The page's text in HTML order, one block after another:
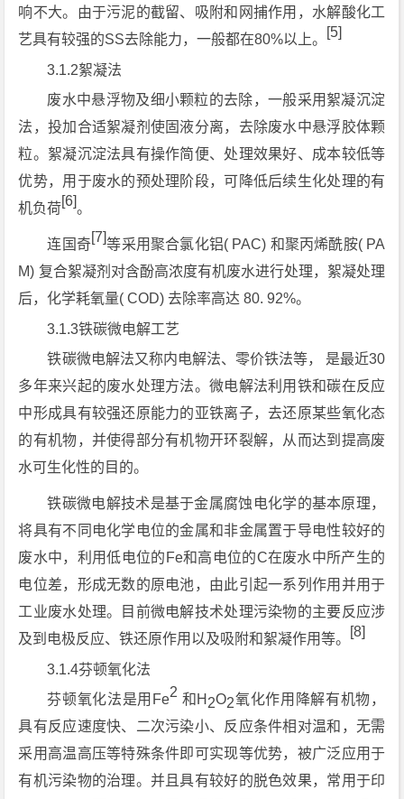
响不大。由于污泥的截留、吸附和网捕作用，水解酸化工
艺具有较强的SS去除能力，一般都在80%以上。 [5]
3.1.2絮凝法
废水中悬浮物及细小颗粒的去除，一般采用絮凝沉淀
法，投加合适絮凝剂使固液分离，去除废水中悬浮胶体颗
粒。絮凝沉淀法具有操作简便、处理效果好、成本较低等
优势，用于废水的预处理阶段，可降低后续生化处理的有
机负荷[6]。
连国奇[7]等采用聚合氯化铝( PAC) 和聚丙烯酰胺( PA
M) 复合絮凝剂对含酚高浓度有机废水进行处理，絮凝处理
后，化学耗氧量( COD) 去除率高达 80. 92%。
3.1.3铁碳微电解工艺
铁碳微电解法又称内电解法、零价铁法等， 是最近30
多年来兴起的废水处理方法。微电解法利用铁和碳在反应
中形成具有较强还原能力的亚铁离子，去还原某些氧化态
的有机物，并使得部分有机物开环裂解，从而达到提高废
水可生化性的目的。
铁碳微电解技术是基于金属腐蚀电化学的基本原理，
将具有不同电化学电位的金属和非金属置于导电性较好的
废水中，利用低电位的Fe和高电位的C在废水中所产生的
电位差，形成无数的原电池，由此引起一系列作用并用于
工业废水处理。目前微电解技术处理污染物的主要反应涉
及到电极反应、铁还原作用以及吸附和絮凝作用等。 [8]
3.1.4芬顿氧化法
芬顿氧化法是用Fe2 和H 2O2氧化作用降解有机物，
具有反应速度快、二次污染小、反应条件相对温和，无需
采用高温高压等特殊条件即可实现等优势，被广泛应用于
有机污染物的治理。并且具有较好的脱色效果，常用于印